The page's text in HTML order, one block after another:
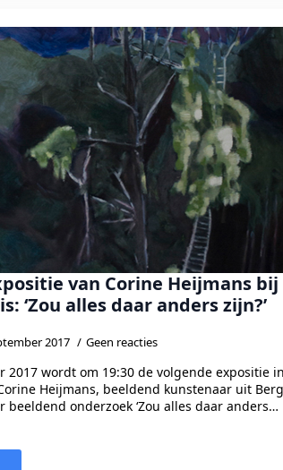
van Corine Heijmans bij
‘Zou alles daar anders zijn?’
2017 Geen reacties
2017 wordt om 19:30 de volgende expositie
Heijmans, beeldend kunstenaar uit
beeldend onderzoek ‘Zou alles daar anders…